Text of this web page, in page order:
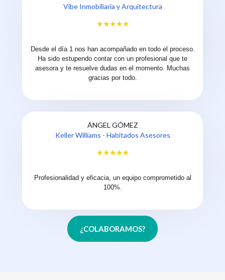
Vibe Inmobiliaria y Arquitectura
Desde el día 1 nos han acompañado en todo el proceso.
Ha sido estupendo contar con un profesional que te
asesora y te resuelve dudas en el momento. Muchas
gracias por todo.
ÁNGEL GÓMEZ
Keller Williams - Habitados Asesores
Profesionalidad y eficacia, un equipo comprometido al
100%.
¿COLABORAMOS?